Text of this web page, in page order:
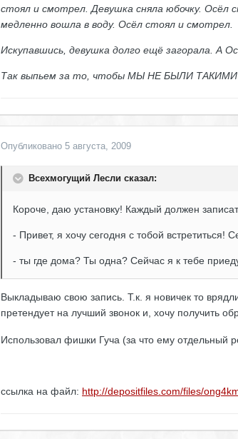
стоял и смотрел. Девушка сняла юбочку. Осёл
медленно вошла в воду. Осёл стоял и смотрел.
Искупавшись, девушка долго ещё загорала. А
Так выпьем за то, чтобы МЫ НЕ БЫЛИ
Опубликовано 5 августа, 2009
Всехмогущий Лесли сказал:
Короче, даю установку! Каждый должен
- Привет, я хочу сегодня с тобой встретиться!
- ты где дома? Ты одна? Сейчас я к тебе
Выкладываю свою запись. Т.к. я новичек то
претендует на лучший звонок и, хочу получить
Использовал фишки Гуча (за что ему отдельный
ссылка на файл: http://depositfiles.com/files/